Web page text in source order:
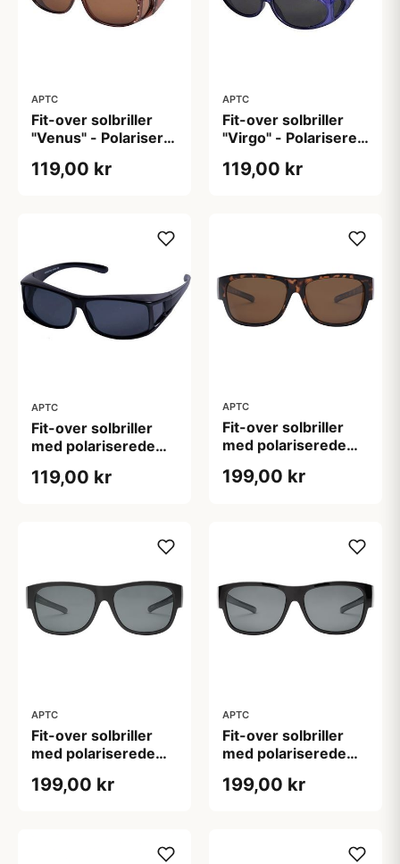
APTC
Fit-over solbriller
"Venus" - Polariseret
119,00 kr
APTC
Fit-over solbriller
"Virgo" - Polariseret
119,00 kr
APTC
Fit-over solbriller
med polariserede
(B:14cm H:3,9cm)
119,00 kr
APTC
Fit-over solbriller
med polariserede
(B:14,5cm H:4,5cm)
199,00 kr
APTC
Fit-over solbriller
med polariserede
(B:14,5cm H:4,5cm)
199,00 kr
APTC
Fit-over solbriller
med polariserede
(B:14,5cm H:4,5cm)
199,00 kr